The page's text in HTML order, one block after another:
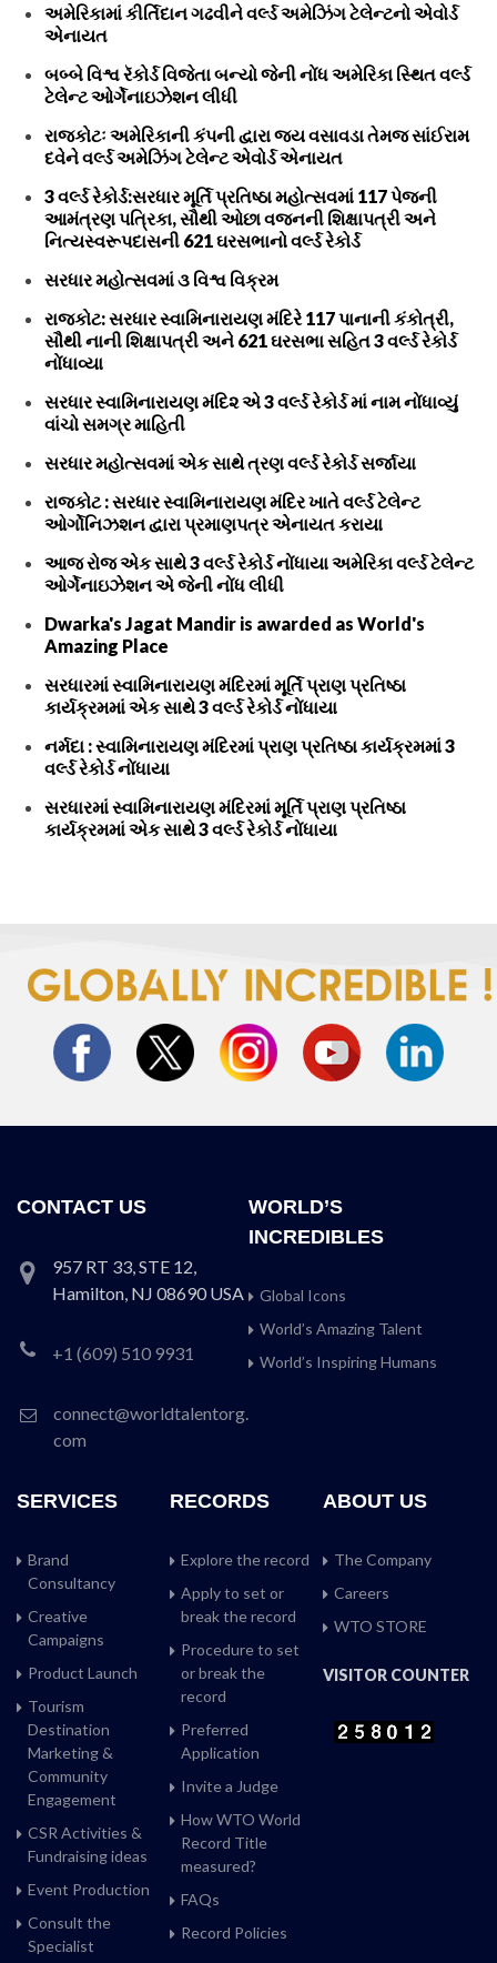
અમેરિકામાં કીર્તિદાન ગઢવીને વર્લ્ડ અમેઝિંગ ટેલેન્ટનો એવોર્ડ
એનાયત
બબ્બે વિશ્વ રૅકોર્ડ વિજેતા બન્યો જેની નોંધ અમેરિકા સ્થિત વર્લ્ડ
ટેલેન્ટ ઓર્ગેનાઇઝેશન લીધી
રાજકોટઃ અમેરિકાની કંપની દ્વારા જય વસાવડા તેમજ સાંઈરામ
દવેને વર્લ્ડ અમેઝિંગ ટેલેન્ટ એવોર્ડ એનાયત
3 વર્લ્ડ રેકોર્ડ:સરધાર મૂર્તિ પ્રતિષ્ઠા મહોત્સવમાં 117 પેજની
આમંત્રણ પત્રિકા, સૌથી ઓછા વજનની શિક્ષાપત્રી અને
નિત્યસ્વરૂપદાસની 621 ઘરસભાનો વર્લ્ડ રેકોર્ડ
સરધાર મહોત્સવમાં ૩ વિશ્વ વિક્રમ
રાજકોટ: સરધાર સ્વામિનારાયણ મંદિરે 117 પાનાની કંકોત્રી,
સૌથી નાની શિક્ષાપત્રી અને 621 ઘરસભા સહિત 3 વર્લ્ડ રેકોર્ડ
નોંધાવ્યા
સરધાર સ્વામિનારાયણ મંદિ૨ એ 3 વર્લ્ડ રેકોર્ડ માં નામ નોંધાવ્યું
વાંચો સમગ્ર માહિતી
સરધાર મહોત્સવમાં એક સાથે ત્રણ વર્લ્ડ રેકોર્ડ સર્જાયા
રાજકોટ : સરધાર સ્વામિનારાયણ મંદિર ખાતે વર્લ્ડ ટેલેન્ટ
ઓર્ગોનિઝશન દ્વારા પ્રમાણપત્ર એનાયત કરાયા
આજ રોજ એક સાથે 3 વર્લ્ડ રેકોર્ડ નોંધાયા અમેરિકા વર્લ્ડ ટેલેન્ટ
ઓર્ગેનાઇઝેશન એ જેની નોંધ લીધી
Dwarka's Jagat Mandir is awarded as World's
Amazing Place
સરધારમાં સ્વામિનારાયણ મંદિરમાં મૂર્તિ પ્રાણ પ્રતિષ્ઠા
કાર્યક્રમમાં એક સાથે 3 વર્લ્ડ રેકોર્ડ નોંધાયા
નર્મદા : સ્વામિનારાયણ મંદિરમાં પ્રાણ પ્રતિષ્ઠા કાર્યક્રમમાં 3
વર્લ્ડ રેકોર્ડ નોંધાયા
સરધારમાં સ્વામિનારાયણ મંદિરમાં મૂર્તિ પ્રાણ પ્રતિષ્ઠા
કાર્યક્રમમાં એક સાથે 3 વર્લ્ડ રેકોર્ડ નોંધાયા
CONTACT US
957 RT 33, STE 12,
Hamilton, NJ 08690 USA
+1 (609) 510 9931
connect@worldtalentorg.
com
WORLD’S
INCREDIBLES
Global Icons
World’s Amazing Talent
World’s Inspiring Humans
SERVICES
Brand
Consultancy
Creative
Campaigns
Product Launch
Tourism
Destination
Marketing &
Community
Engagement
CSR Activities &
Fundraising ideas
Event Production
Consult the
Specialist
RECORDS
Explore the record
Apply to set or
break the record
Procedure to set
or break the
record
Preferred
Application
Invite a Judge
How WTO World
Record Title
measured?
FAQs
Record Policies
ABOUT US
The Company
Careers
WTO STORE
VISITOR COUNTER